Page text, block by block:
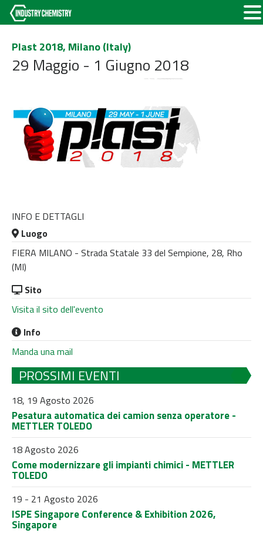
Plast 2018, Milano (Italy)
29 Maggio - 1 Giugno 2018
INFO E DETTAGLI
Luogo
FIERA MILANO - Strada Statale 33 del Sempione, 28, Rho
(MI)
Sito
Visita il sito dell'evento
Info
Manda una mail
PROSSIMI EVENTI
18, 19 Agosto 2026
Pesatura automatica dei camion senza operatore -
METTLER TOLEDO
18 Agosto 2026
Come modernizzare gli impianti chimici - METTLER
TOLEDO
19 - 21 Agosto 2026
ISPE Singapore Conference & Exhibition 2026,
Singapore